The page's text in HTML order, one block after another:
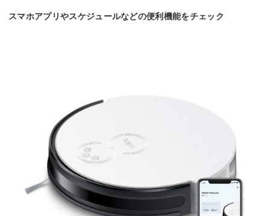
スマホアプリやスケジュールなどの便利機能をチェック